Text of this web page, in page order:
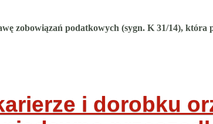
zobowiązań podatkowych (sygn. K 31/14), która
i dorobku